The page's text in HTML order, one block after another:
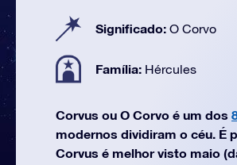
Significado: O Corvo
Família: Hércules
Corvus ou O Corvo é um dos
modernos dividiram o céu. É
Corvus é melhor visto maio